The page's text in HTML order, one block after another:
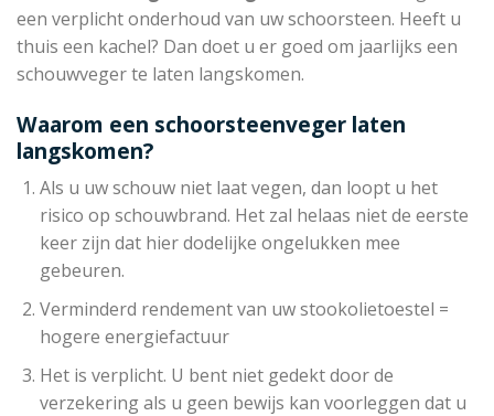
een verplicht onderhoud van uw schoorsteen. Heeft u
thuis een kachel? Dan doet u er goed om jaarlijks een
schouwveger te laten langskomen.
Waarom een schoorsteenveger laten
langskomen?
Als u uw schouw niet laat vegen, dan loopt u het
risico op schouwbrand. Het zal helaas niet de eerste
keer zijn dat hier dodelijke ongelukken mee
gebeuren.
Verminderd rendement van uw stookolietoestel =
hogere energiefactuur
Het is verplicht. U bent niet gedekt door de
verzekering als u geen bewijs kan voorleggen dat u